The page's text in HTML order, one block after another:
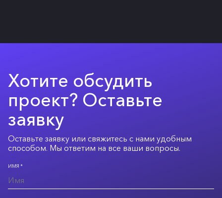
Хотите обсудить
проект? Оставьте
заявку
Оставьте заявку или свяжитесь с нами удобным
способом. Мы ответим на все ваши вопросы.
ИМЯ *